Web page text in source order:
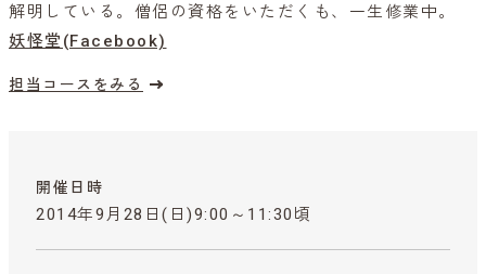
解明している。僧侶の資格をいただくも、一生修業中。
妖怪堂(Facebook)
担当コースをみる
開催日時
2014年9月28日(日)9:00～11:30頃